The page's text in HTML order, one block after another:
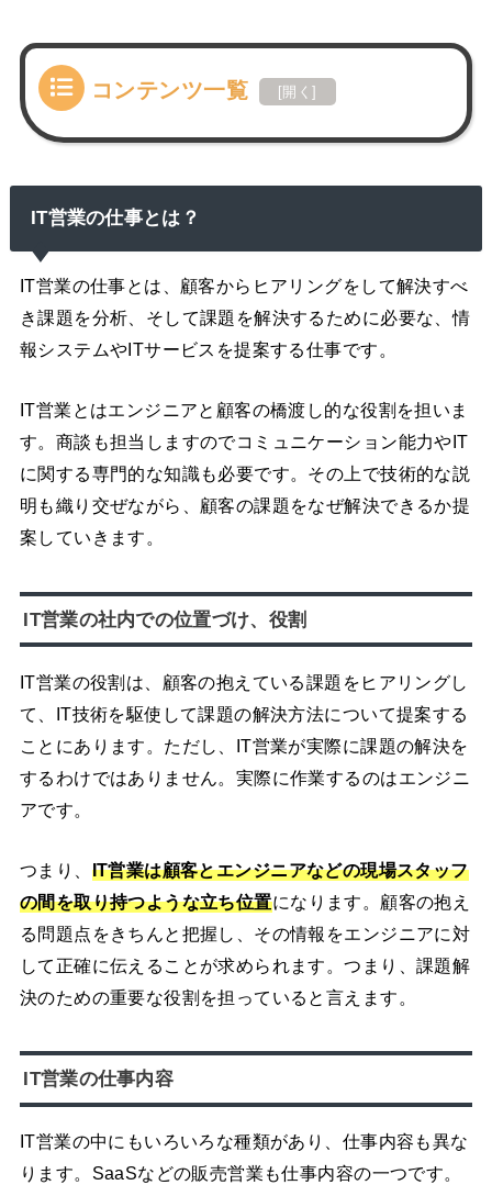
コンテンツ一覧 [開く ]
IT営業の仕事とは？
IT営業の仕事とは、顧客からヒアリングをして解決すべ
き課題を分析、そして課題を解決するために必要な、情
報システムやITサービスを提案する仕事です。
IT営業とはエンジニアと顧客の橋渡し的な役割を担いま
す。商談も担当しますのでコミュニケーション能力やIT
に関する専門的な知識も必要です。その上で技術的な説
明も織り交ぜながら、顧客の課題をなぜ解決できるか提
案していきます。
IT営業の社内での位置づけ、役割
IT営業の役割は、顧客の抱えている課題をヒアリングし
て、IT技術を駆使して課題の解決方法について提案する
ことにあります。ただし、IT営業が実際に課題の解決を
するわけではありません。実際に作業するのはエンジニ
アです。
つまり、 IT営業は顧客とエンジニアなどの現場スタッフ
の間を取り持つような立ち位置になります。顧客の抱え
る問題点をきちんと把握し、その情報をエンジニアに対
して正確に伝えることが求められます。つまり、課題解
決のための重要な役割を担っていると言えます。
IT営業の仕事内容
IT営業の中にもいろいろな種類があり、仕事内容も異な
ります。SaaSなどの販売営業も仕事内容の一つです。